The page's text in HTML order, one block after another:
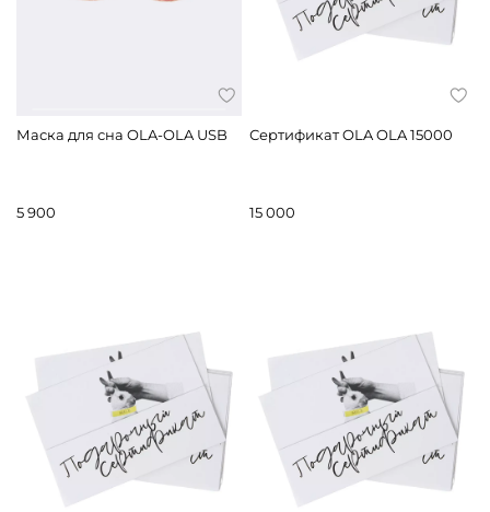
Маска для сна OLA-OLA USB
5 900
Сертификат OLA OLA 15000
15 000